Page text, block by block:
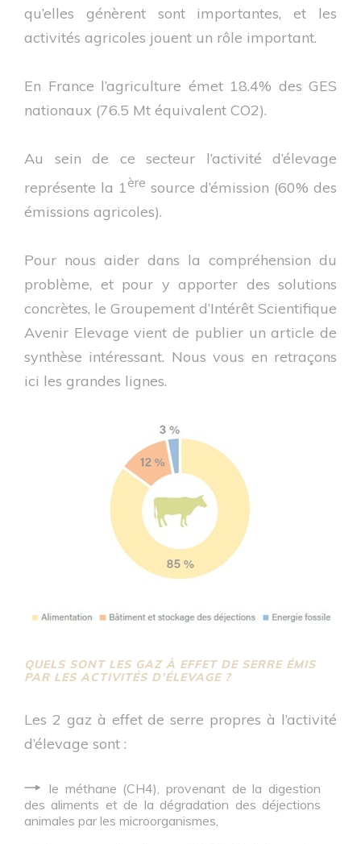
qu’elles génèrent sont importantes, et les
activités agricoles jouent un rôle important.
En France l’agriculture émet 18.4% des GES
nationaux (76.5 Mt équivalent CO2).
Au sein de ce secteur l’activité d’élevage
représente la 1ère source d’émission (60% des
émissions agricoles).
Pour nous aider dans la compréhension du
problème, et pour y apporter des solutions
concrètes, le Groupement d’Intérêt Scientifique
Avenir Elevage vient de publier un article de
synthèse intéressant. Nous vous en retraçons
ici les grandes lignes.
QUELS SONT LES GAZ À EFFET DE SERRE ÉMIS
PAR LES ACTIVITÉS D’ÉLEVAGE ?
Les 2 gaz à effet de serre propres à l’activité
d’élevage sont :
le méthane (CH4), provenant de la digestion
des aliments et de la dégradation des déjections
animales par les microorganismes,